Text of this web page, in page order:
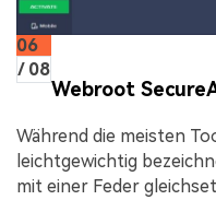
06
/ 08
Webroot
Während die meisten
leichtgewichtig
mit einer Feder